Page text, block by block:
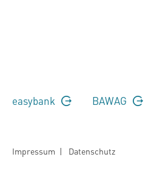
easybank BAWAG
Impressum | Datenschutz